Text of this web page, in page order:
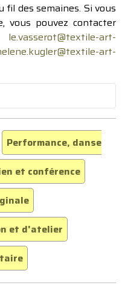
des semaines. Si vous
vous pouvez contacter
le.vasserot@textile-art-
art-
Performance, danse
et conférence
et d'atelier